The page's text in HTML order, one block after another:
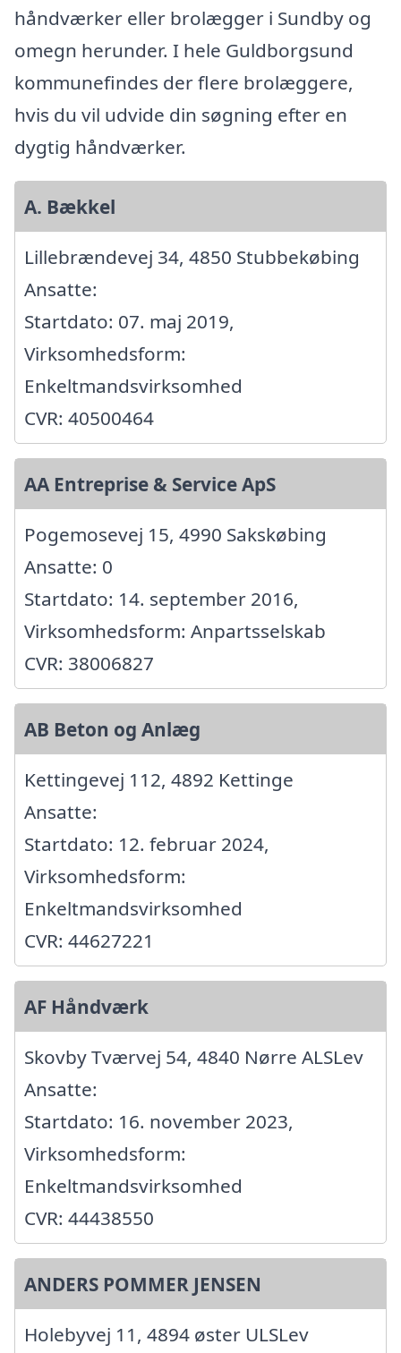
håndværker eller brolægger i Sundby og
omegn herunder. I hele Guldborgsund
kommunefindes der flere brolæggere,
hvis du vil udvide din søgning efter en
dygtig håndværker.
A. Bækkel
Lillebrændevej 34, 4850 Stubbekøbing
Ansatte:
Startdato: 07. maj 2019,
Virksomhedsform:
Enkeltmandsvirksomhed
CVR: 40500464
AA Entreprise & Service ApS
Pogemosevej 15, 4990 Sakskøbing
Ansatte: 0
Startdato: 14. september 2016,
Virksomhedsform: Anpartsselskab
CVR: 38006827
AB Beton og Anlæg
Kettingevej 112, 4892 Kettinge
Ansatte:
Startdato: 12. februar 2024,
Virksomhedsform:
Enkeltmandsvirksomhed
CVR: 44627221
AF Håndværk
Skovby Tværvej 54, 4840 Nørre ALSLev
Ansatte:
Startdato: 16. november 2023,
Virksomhedsform:
Enkeltmandsvirksomhed
CVR: 44438550
ANDERS POMMER JENSEN
Holebyvej 11, 4894 øster ULSLev